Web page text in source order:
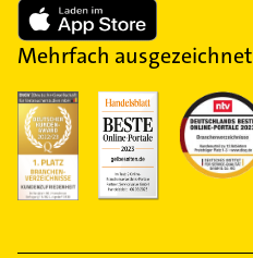
Mehrfach ausgezeichnet